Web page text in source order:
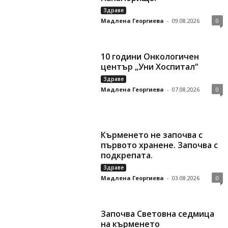
Здраве
Мадлена Георгиева - 09.08.2026 0
10 години Онкологичен
център „Уни Хоспитал“
Здраве
Мадлена Георгиева - 07.08.2026 0
Кърменето не започва с
първото хранене. Започва с
подкрепата.
Здраве
Мадлена Георгиева - 03.08.2026 0
Започва Световна седмица
на кърменето